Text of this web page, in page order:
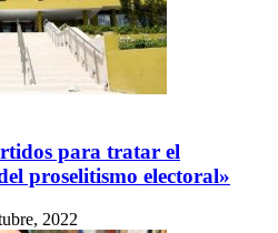
para tratar el
proselitismo electoral»
2022